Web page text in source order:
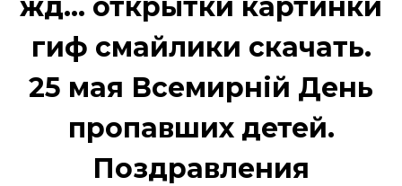
жд... открытки картинки
гиф смайлики скачать.
25 мая Всемирній День
пропавших детей.
Поздравления